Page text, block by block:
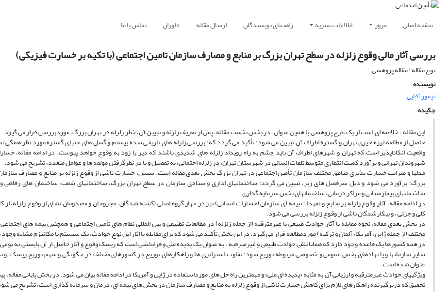
صفحه اصلی مرور اطلاعات نشریه راهنمای نویسندگان ارسال مقاله داوران تماس با ما
بررسی آثار مالی وقوع زلزله در سطح تهران بزرگ بر منابع و مصارف سازمان تامین اجتماعی (با تکیه بر خسارت فیزیکی)
نوع مقاله : مقاله پژوهشی
نویسنده
تیمور آقایی
چکیده
این مقاله ، خلاصه ای است از یک طرح پژوهشی با همین عنوان. در بخش نخست مقاله، پس از تعریف زلزله و تبیین آن، خطر زلزله در تهران بزرگ، موردبررسی قرار می گیرد.
حاصل از مطالعه لرزه خیزی تهران و گستره اطراف آن تبیین می شود؛ تأکید می گردد که: بررسی زلزله های تاریخی سده بیستم و گسل های جنبای گستره مورد نظر همگی
واقعیت انکاناپذیر است که تهران و شهرهای اطراف آن باید چشم به راه رویداد زلزله های شدیدی باشند که دیر یا زود به وقوع خواهد پیوست. در ادامه مقاله،
شهروندان تهرانی و برآورد کمیت انتظاری متوسط تلفات انسانی در شهرستان تهران، در زلزله احتمالی، به تفصیل و با در نظرگرفتن مولفه ها و عوامل متعدد، تشریح می شود.
مدلها و ضرایب خسارت پذیری مناطق مختلف سازمان تأمین اجتماعی در تهران بزرگ بخش بعدی مقاله است. سپس، خسارت ناشی از وقوع زلزله بر منابع و مصارف
بزرگ؛ برآورد می شود و ذیل سرفصل های زیر، تبیین می گردد: ساختمانهای اداری و ستادی سازمان در سطح تهران بزرگ، ساختمانهای شعب، ساختمان های رفاهی
ساختمانهای بیمارستانی و مراکز درمانی، ساختمانهای بخش سرمایه گذاری.
در ادامه مقاله، آثار وقوع زلزله بر منابع و تعهدات بیمه ای سازمان (خسارات انسانی) نیز در چهار گروه اصلی (کشته شدگان، مجروحان و مصدومان نشای از وقوع زلزله، از
کلی و جزئی ، و بیکارشدگان ناشی از وقوع زلزله بررسی می شود.
در بخش بعدی مقاله، نحوه مقابله با آثار حوادث طبیعی یا غیرمترقبه (از جمله زلزله) در مطالعات تطبیقی و بین المللی نظام های تأمین اجتماعی و همچنین بیمه های
مختلف (از جمله ژاپن، آمریکا، آلمان و ترکیه) موردمطالعه قرار می گیرد. در این بخش تأکید می شود که برای مقابله با اثار این نوع حوادث، یک سیستم یا مکانیزم مشابه وجود
در همه کشورها یک قاعده وجود دارد که همانا تلقی حوادث طبیعی و غیرمترقبه ، به عنوان یک پدیده ملی و فرابخشی است که ریسک وقوع و آثار حاصل از آن بایستی به
سایر سازمانها و یا نهادهای بخش عمومی و خصوصی مربوطه توزیع شود؛ تفاوت استراتژی ها و راهکارهای توزیع در کشورهای مختلف در چگونگی و سهم توزیع ریسک، و
عنوان شده است.
ویژگیهای حوادث غیرمترقبه و ارزیابی آن به مثابه «پدیده ای ملی» و مهمترین راه حل های مورداستفاده در ژاپن و آمریکا در ادامه مقاله بیان می شود. در بخش پایانی مقاله،
تحقیق که دربرگیرنده راهکارهای لازم برای کاهش خسارت ناشی از وقوع زلزله به منابع و مصارف سازمان در بخش های بیمه ای، درمان و سرمایه گذاری است، تشریح می